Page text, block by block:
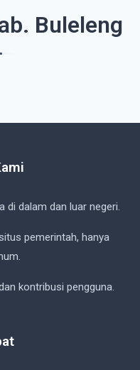
Buleleng
dalam dan luar negeri.
pemerintah, hanya
kontribusi pengguna.